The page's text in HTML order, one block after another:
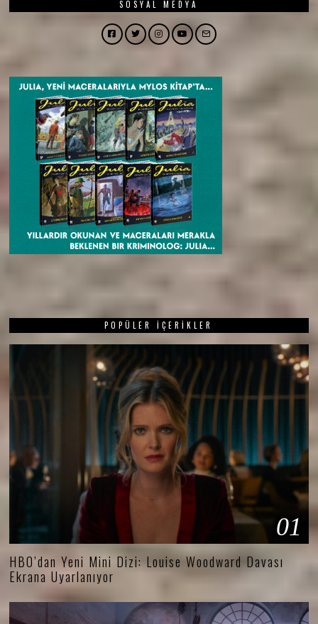
SOSYAL MEDYA
Facebook
TwitterInstagram
YouTubeEmail
POPÜLER İÇERIKLER
01
HBO’dan Yeni Mini Dizi: Louise Woodward Davası
Ekrana Uyarlanıyor